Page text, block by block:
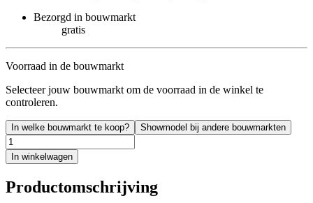
Bezorgd in bouwmarkt
gratis
Voorraad in de bouwmarkt
Selecteer jouw bouwmarkt om de voorraad in de winkel te
controleren.
In welke bouwmarkt te koop? Showmodel bij andere bouwmarkten
In winkelwagen
Productomschrijving